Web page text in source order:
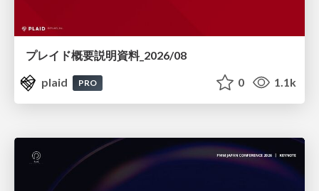
プレイド概要説明資料_2026/08
plaid
PRO 0 1.1k